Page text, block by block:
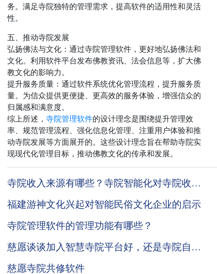
务。满足寺院独特的管理需求，提高软件的适用性和灵活
性。
五、推动寺院发展
弘扬佛法与文化：通过寺院管理软件，更好地弘扬佛法和
文化。利用软件平台发布佛教资讯、法会信息等，扩大佛
教文化的影响力。
提升服务质量：通过软件系统优化管理流程，提升服务质
量。为信众提供更便捷、更高效的服务体验，增强信众的
归属感和满意度。
综上所述， 寺院管理软件的设计理念是围绕提升管理效
率、规范管理流程、强化信息化管理、注重用户体验和推
动寺院发展等方面展开的。这些设计理念旨在帮助寺院实
现现代化管理目标，推动佛教文化的传承和发展。
寺院收入来源有哪些？寺院智能化对寺院收入
福建游神文化兴起对智能民俗文化企业的启示
寺院管理软件的管理功能有哪些？
慈愿谈谈加入智慧寺院平台好，还是寺院自己
慈愿寺院共修软件